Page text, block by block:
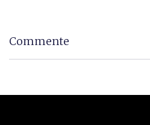
Commente